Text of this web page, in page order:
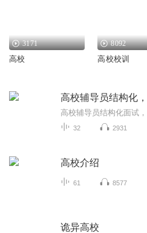
3171
高校
8092
高校校训
32 2931
高校介绍
61 8577
诡异高校